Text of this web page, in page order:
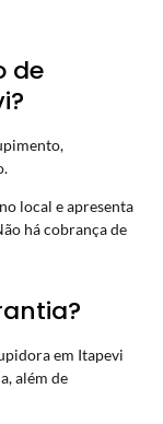
de
local e apresenta
há cobrança de
em Itapevi
além de